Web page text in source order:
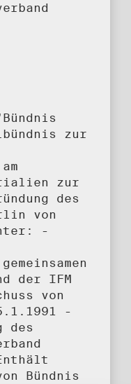
zur
zur
des
von
-
der IFM
von
-
des
Bündnis